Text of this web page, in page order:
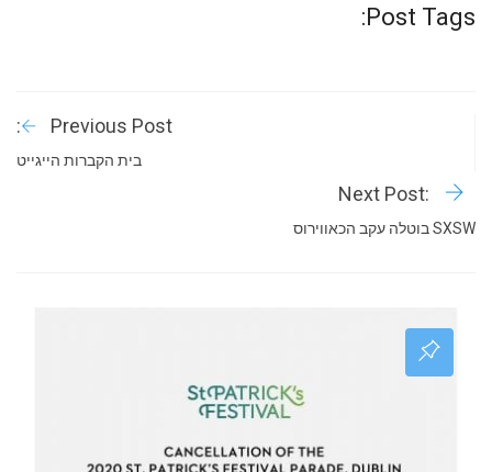
Post Tags:
Previous Post:
בית הקברות הייגייט
Next Post:
SXSW בוטלה עקב הכאווירוס